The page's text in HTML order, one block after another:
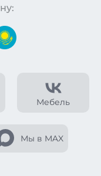
Мебель
Мы в MAX